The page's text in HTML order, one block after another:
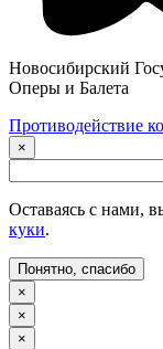
Новосибирский
Оперы и Балета
Противодействие
×
Оставаясь с нами,
куки.
Понятно, спасибо
×
×
×